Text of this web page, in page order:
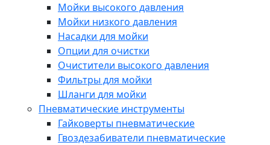
Мойки высокого давления
Мойки низкого давления
Насадки для мойки
Опции для очистки
Очистители высокого давления
Фильтры для мойки
Шланги для мойки
Пневматические инструменты
Гайковерты пневматические
Гвоздезабиватели пневматические